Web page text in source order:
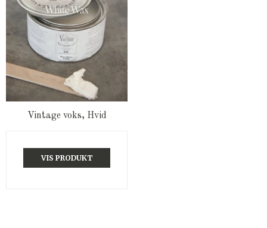
Vintage voks, Hvid
VIS PRODUKT